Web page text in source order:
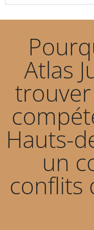
Atlas
Hauts-
un
conflits